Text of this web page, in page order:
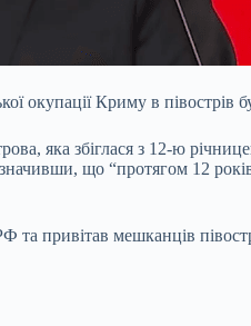
окупації Криму в
яка збіглася з 12-ю
що “протягом 12
привітав мешканців